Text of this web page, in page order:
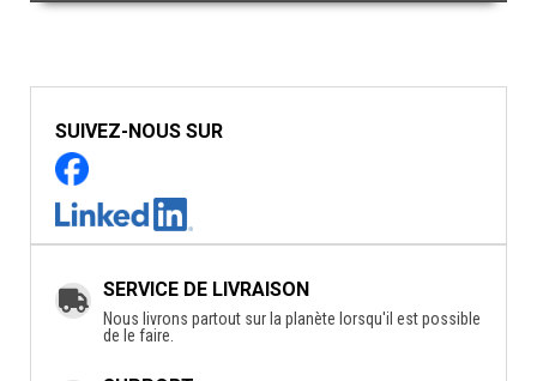
SUIVEZ-NOUS SUR
SERVICE DE LIVRAISON
Nous livrons partout sur la planète lorsqu'il est possible
de le faire.